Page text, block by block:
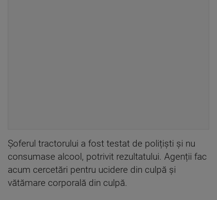
Șoferul tractorului a fost testat de polițiști și nu
consumase alcool, potrivit rezultatului. Agenții fac
acum cercetări pentru ucidere din culpă și
vătămare corporală din culpă.